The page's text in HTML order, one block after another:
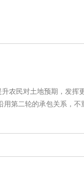
农民对土地预期，发挥
第二轮的承包关系，